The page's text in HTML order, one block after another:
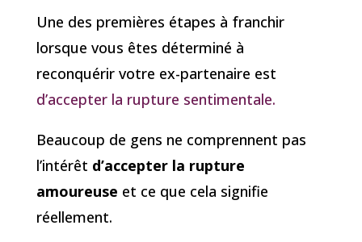
Une des premières étapes à franchir
lorsque vous êtes déterminé à
reconquérir votre ex-partenaire est
d’accepter la rupture sentimentale.
Beaucoup de gens ne comprennent pas
l’intérêt d’accepter la rupture
amoureuse et ce que cela signifie
réellement.